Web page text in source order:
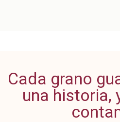
Cada grano
una historia,